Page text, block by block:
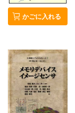
かごに入れる